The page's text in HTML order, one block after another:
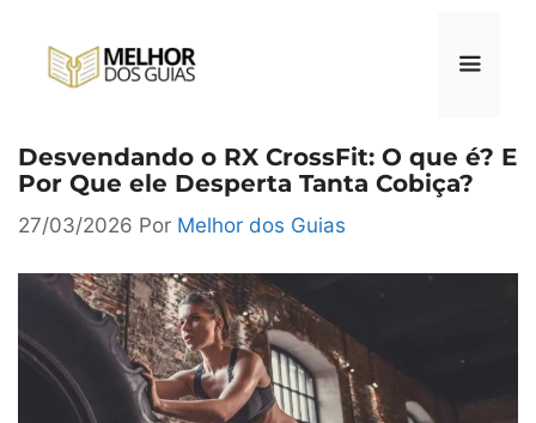
Menu
Desvendando o RX CrossFit: O que é? E
Por Que ele Desperta Tanta Cobiça?
27/03/2026 Por Melhor dos Guias